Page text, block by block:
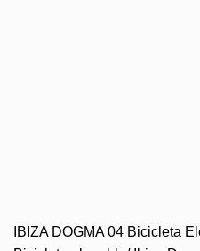
IBIZA DOGMA 04 Bicicleta